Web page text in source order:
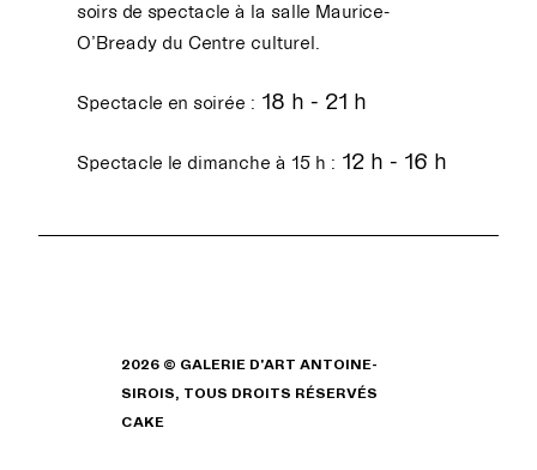
soirs de spectacle à la salle Maurice-
O’Bready du Centre culturel.
Spectacle en soirée : 18 h - 21 h
Spectacle le dimanche à 15 h : 12 h - 16 h
2026 © GALERIE D'ART ANTOINE-
SIROIS, TOUS DROITS RÉSERVÉS
CAKE